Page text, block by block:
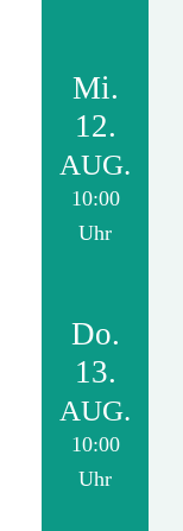
Mi.
12.
AUG.
10:00
Uhr
Do.
13.
AUG.
10:00
Uhr